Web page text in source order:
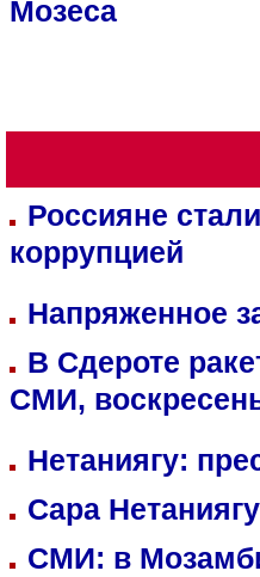
Мозеса
Россияне
коррупцией
Напряженное
В Сдероте
СМИ,
Нетаниягу:
Сара
СМИ: в